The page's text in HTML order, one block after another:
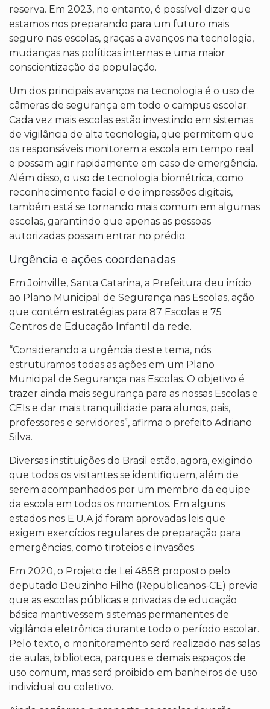
reserva. Em 2023, no entanto, é possível dizer que
estamos nos preparando para um futuro mais
seguro nas escolas, graças a avanços na tecnologia,
mudanças nas políticas internas e uma maior
conscientização da população.
Um dos principais avanços na tecnologia é o uso de
câmeras de segurança em todo o campus escolar.
Cada vez mais escolas estão investindo em sistemas
de vigilância de alta tecnologia, que permitem que
os responsáveis monitorem a escola em tempo real
e possam agir rapidamente em caso de emergência.
Além disso, o uso de tecnologia biométrica, como
reconhecimento facial e de impressões digitais,
também está se tornando mais comum em algumas
escolas, garantindo que apenas as pessoas
autorizadas possam entrar no prédio.
Urgência e ações coordenadas
Em Joinville, Santa Catarina, a Prefeitura deu início
ao Plano Municipal de Segurança nas Escolas, ação
que contém estratégias para 87 Escolas e 75
Centros de Educação Infantil da rede.
“Considerando a urgência deste tema, nós
estruturamos todas as ações em um Plano
Municipal de Segurança nas Escolas. O objetivo é
trazer ainda mais segurança para as nossas Escolas e
CEIs e dar mais tranquilidade para alunos, pais,
professores e servidores”, afirma o prefeito Adriano
Silva.
Diversas instituições do Brasil estão, agora, exigindo
que todos os visitantes se identifiquem, além de
serem acompanhados por um membro da equipe
da escola em todos os momentos. Em alguns
estados nos E.U.A já foram aprovadas leis que
exigem exercícios regulares de preparação para
emergências, como tiroteios e invasões.
Em 2020, o Projeto de Lei 4858 proposto pelo
deputado Deuzinho Filho (Republicanos-CE) previa
que as escolas públicas e privadas de educação
básica mantivessem sistemas permanentes de
vigilância eletrônica durante todo o período escolar.
Pelo texto, o monitoramento será realizado nas salas
de aulas, biblioteca, parques e demais espaços de
uso comum, mas será proibido em banheiros de uso
individual ou coletivo.